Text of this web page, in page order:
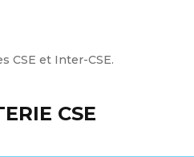
CSE et Inter-CSE.
CSE